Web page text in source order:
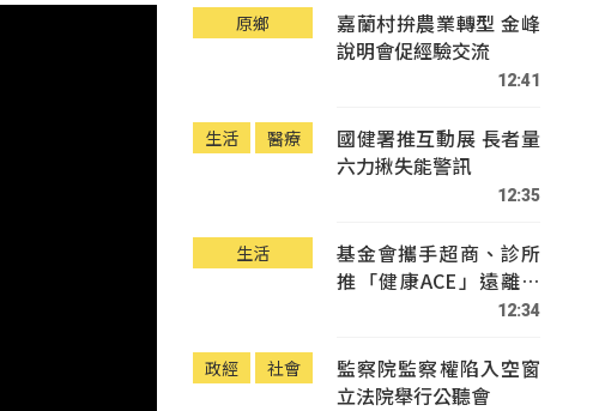
原鄉
嘉蘭村拚農業轉型 金峰
說明會促經驗交流
12:41
生活 醫療
國健署推互動展 長者量
六力揪失能警訊
12:35
生活
基金會攜手超商、診所
推「健康ACE」遠離疾
12:34
政經 社會
監察院監察權陷入空窗
立法院舉行公聽會